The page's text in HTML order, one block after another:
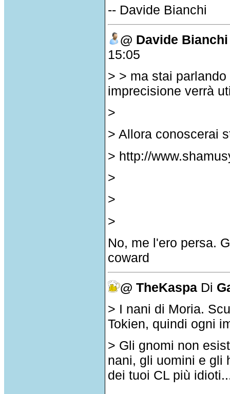
-- Davide Bianchi
@ Davide Bianchi
15:05
> > ma stai
imprecisione verrà
>
> Allora conoscerai
> http://
>
>
>
No, me l'ero persa.
coward
@ TheKaspa Di
> I nani di Moria.
Tokien, quindi ogni
> Gli gnomi non
nani, gli uomini e gli
dei tuoi CL più